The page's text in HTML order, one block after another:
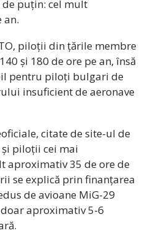
puțin: cel mult
an.
piloții din țările membre
și 180 de ore pe an, însă
pentru piloți bulgari de
insuficient de aeronave
citate de site-ul de
piloții cei mai
aproximativ 35 de ore de
se explică prin finanțarea
de avioane MiG-29
aproximativ 5-6